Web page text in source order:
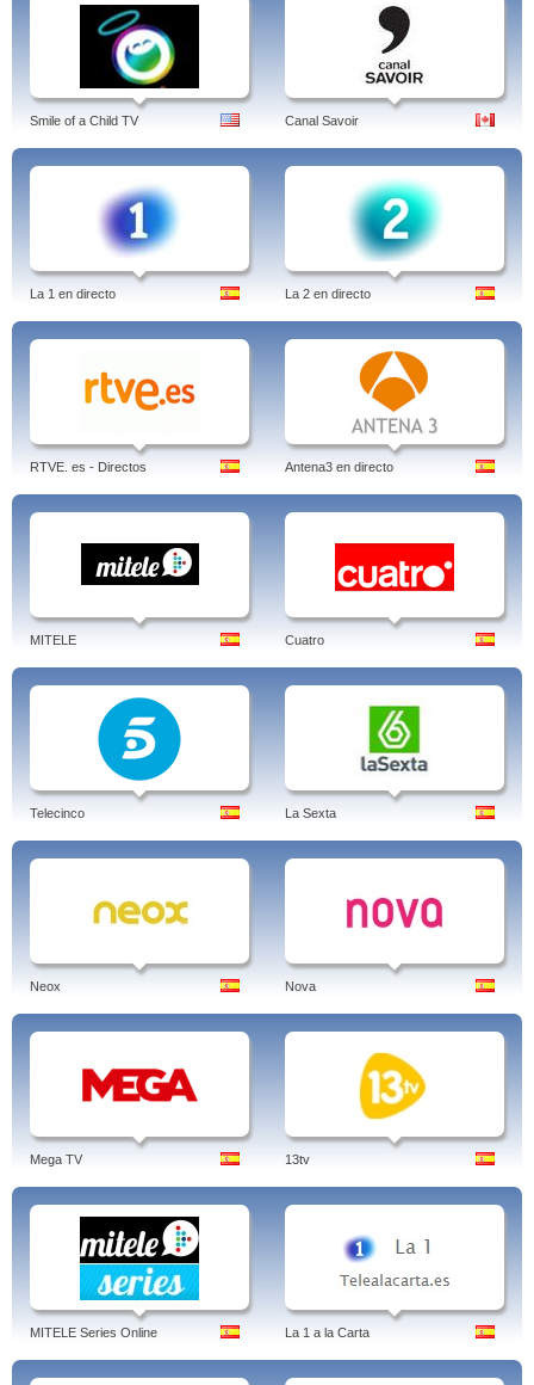
Smile of a Child TV Canal Savoir
La 1 en directo La 2 en directo
RTVE. es - Directos Antena3 en directo
MITELE Cuatro
Telecinco La Sexta
Neox Nova
Mega TV 13tv
MITELE Series Online La 1 a la Carta